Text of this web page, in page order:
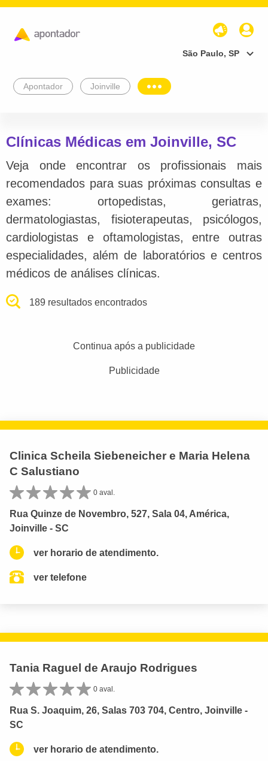
São Paulo, SP
Apontador Joinville
Clínicas Médicas em Joinville, SC
Veja onde encontrar os profissionais mais
recomendados para suas próximas consultas e
exames: ortopedistas, geriatras,
dermatologiastas, fisioterapeutas, psicólogos,
cardiologistas e oftamologistas, entre outras
especialidades, além de laboratórios e centros
médicos de análises clínicas.
189 resultados encontrados
Continua após a publicidade
Publicidade
Clinica Scheila Siebeneicher e Maria Helena
C Salustiano
0 aval.
Rua Quinze de Novembro, 527, Sala 04, América,
Joinville - SC
ver horario de atendimento.
ver telefone
Tania Raguel de Araujo Rodrigues
0 aval.
Rua S. Joaquim, 26, Salas 703 704, Centro, Joinville -
SC
ver horario de atendimento.